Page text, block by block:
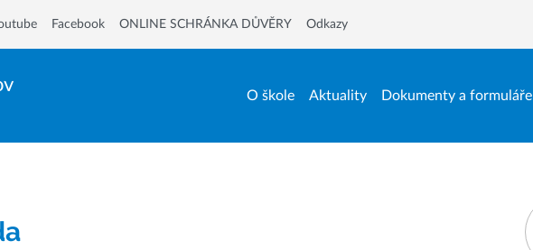
O škole Aktuality Dokumenty a formuláře
Facebook ONLINE SCHRÁNKA DŮVĚRY Odkazy